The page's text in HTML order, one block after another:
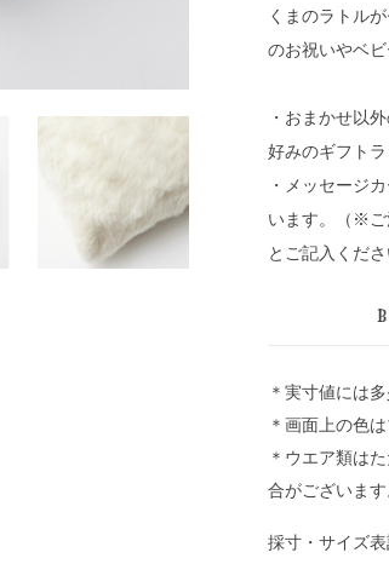
くまのラトル
のお祝いやベ
・おまかせ以
好みのギフト
・メッセージ
います。（※ご
とご記入くださ
＊実寸値には
＊画面上の色
＊ウエア類は
合がございます
採寸・サイズ